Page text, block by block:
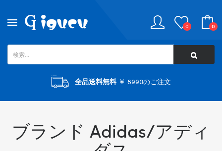
0 0
全品送料無料￥ 8990のご注文
ブランド Adidas/アディ